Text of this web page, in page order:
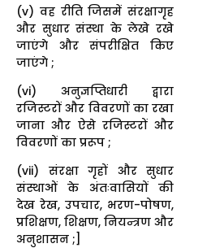
(v) वह रीति जिसमें संरक्षागृह
और सुधार संस्था के लेखे रखे
जाएंगे और संपरीक्षित किए
जाएंगे ;
(vi) अनुज्ञप्तिधारी द्वारा
रजिस्टरों और विवरणों का रखा
जाना और ऐसे रजिस्टरों और
विवरणों का प्ररूप ;
(vii) संरक्षा गृहों और सुधार
संस्थाओं के अंतःवासियों की
देख रेख, उपचार, भरण-पोषण,
प्रशिक्षण, शिक्षण, नियन्त्रण और
अनुशासन ;]